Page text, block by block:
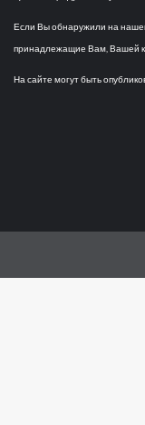
Если Вы обнаружили на
принадлежащие Вам, Вашей
На сайте могут быть